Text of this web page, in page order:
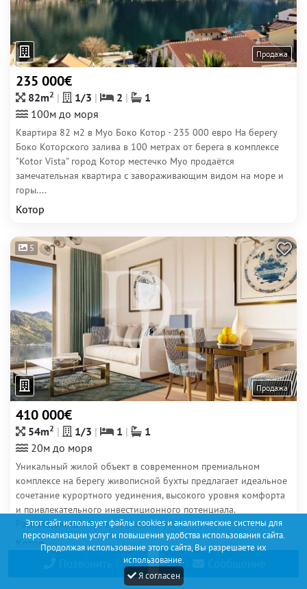
Этот сайт использует файлы cookies и аналитические системы для
персонализации услуг и повышения удобства использования сайта.
Продолжая использование этого сайта, Вы разрешаете их
использование.
Я согласен
Продажа
235 000€
82m2 1/3 2
1
100м до моря
Квартира 82 м2 в Муо Боко Котор - 235 000 евро На берегу
Боко Которского залива в 100 метрах от берега в комплексе
"Kotor Vista" город Котор местечко Муо продаётся
замечательная квартира с завораживающим видом на море и
горы....
Котор
5
Продажа
410 000€
54m2 1/3 1
1
20м до моря
Уникальный жилой объект в современном премиальном
комплексе на берегу живописной бухты предлагает идеальное
сочетание курортного уединения, высокого уровня комфорта
и привлекательного инвестиционного потенциала.
Расположенный на первой линии у...
Котор
Позвонить Сообщение